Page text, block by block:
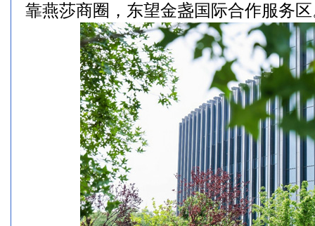
靠燕莎商圈，东望金盏国际合作服务